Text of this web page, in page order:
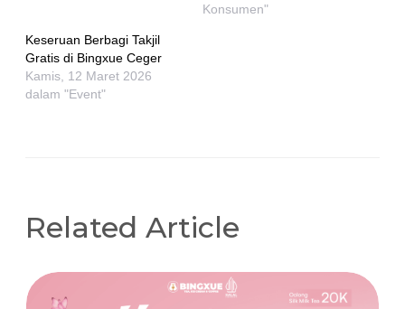
Konsumen"
Keseruan Berbagi Takjil
Gratis di Bingxue Ceger
Kamis, 12 Maret 2026
dalam "Event"
Related Article